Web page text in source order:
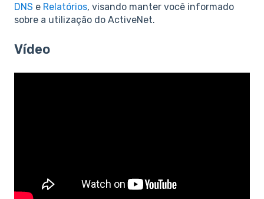
DNS e Relatórios, visando manter você informado
sobre a utilização do ActiveNet.
Vídeo